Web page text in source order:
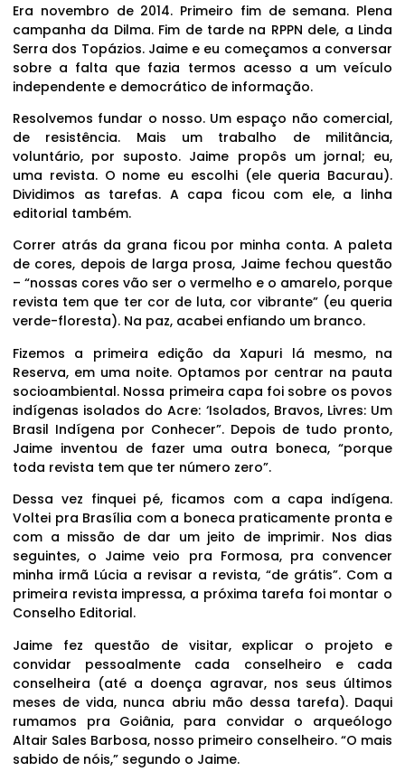
Era novembro de 2014. Primeiro fim de semana. Plena
campanha da Dilma. Fim de tarde na RPPN dele, a Linda
Serra dos Topázios. Jaime e eu começamos a conversar
sobre a falta que fazia termos acesso a um veículo
independente e democrático de informação.
Resolvemos fundar o nosso. Um espaço não comercial,
de resistência. Mais um trabalho de militância,
voluntário, por suposto. Jaime propôs um jornal; eu,
uma revista. O nome eu escolhi (ele queria Bacurau).
Dividimos as tarefas. A capa ficou com ele, a linha
editorial também.
Correr atrás da grana ficou por minha conta. A paleta
de cores, depois de larga prosa, Jaime fechou questão
– “nossas cores vão ser o vermelho e o amarelo, porque
revista tem que ter cor de luta, cor vibrante” (eu queria
verde-floresta). Na paz, acabei enfiando um branco.
Fizemos a primeira edição da Xapuri lá mesmo, na
Reserva, em uma noite. Optamos por centrar na pauta
socioambiental. Nossa primeira capa foi sobre os povos
indígenas isolados do Acre: ‘Isolados, Bravos, Livres: Um
Brasil Indígena por Conhecer”. Depois de tudo pronto,
Jaime inventou de fazer uma outra boneca, “porque
toda revista tem que ter número zero”.
Dessa vez finquei pé, ficamos com a capa indígena.
Voltei pra Brasília com a boneca praticamente pronta e
com a missão de dar um jeito de imprimir. Nos dias
seguintes, o Jaime veio pra Formosa, pra convencer
minha irmã Lúcia a revisar a revista, “de grátis”. Com a
primeira revista impressa, a próxima tarefa foi montar o
Conselho Editorial.
Jaime fez questão de visitar, explicar o projeto e
convidar pessoalmente cada conselheiro e cada
conselheira (até a doença agravar, nos seus últimos
meses de vida, nunca abriu mão dessa tarefa). Daqui
rumamos pra Goiânia, para convidar o arqueólogo
Altair Sales Barbosa, nosso primeiro conselheiro. “O mais
sabido de nóis,” segundo o Jaime.